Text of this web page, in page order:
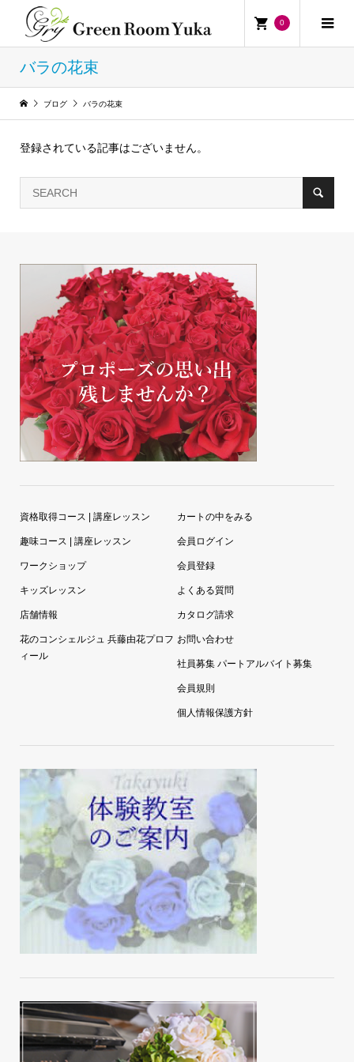
0
バラの花束
ブログ バラの花束
登録されている記事はございません。
資格取得コース | 講座レッスン
趣味コース | 講座レッスン
ワークショップ
キッズレッスン
店舗情報
花のコンシェルジュ 兵藤由花プロフ
ィール
カートの中をみる
会員ログイン
会員登録
よくある質問
カタログ請求
お問い合わせ
社員募集 パートアルバイト募集
会員規則
個人情報保護方針